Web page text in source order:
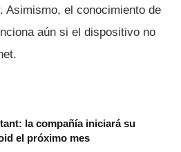
Asimismo, el conocimiento de
aún si el dispositivo no
la compañía iniciará su
el próximo mes